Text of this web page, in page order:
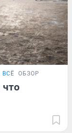
ВСЁ ОБЗОР
что